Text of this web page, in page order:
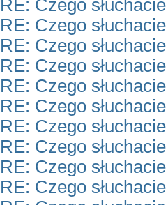
RE: Czego
RE: Czego
RE: Czego
RE: Czego
RE: Czego
RE: Czego
RE: Czego
RE: Czego
RE: Czego
RE: Czego